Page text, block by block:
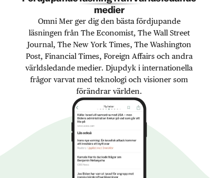
medier
Omni Mer ger dig den bästa fördjupande
läsningen från The Economist, The Wall Street
Journal, The New York Times, The Washington
Post, Financial Times, Foreign Affairs och andra
världsledande medier. Djupdyk i internationella
frågor varvat med teknologi och visioner som
förändrar världen.